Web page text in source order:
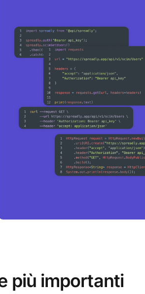
più importanti